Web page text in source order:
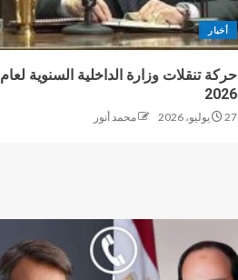
أخبار
حركة تنقلات وزارة الداخلية السنوية لعام
2026
27 يوليو، 2026 محمد أنور